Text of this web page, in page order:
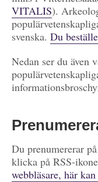
VITALIS).
svenska. Du
Nedan ser du även
Du prenumererar
klicka på RSS-
webbläsare, här